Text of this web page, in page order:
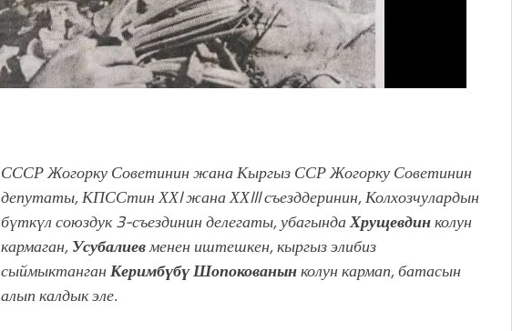
СССР Жогорку Советинин жана Кыргыз ССР Жогорку Советинин
депутаты, КПССтин ХХIжана ХХIIIсъезддеринин, Колхозчулардын
бүткүл союздук 3-съездинин делегаты, убагындаХрущевдинколун
кармаган,Усубалиевменен иштешкен, кыргыз элибиз
сыймыктанганКеримбүбү Шопокованынколун кармап, батасын
алып калдык эле.